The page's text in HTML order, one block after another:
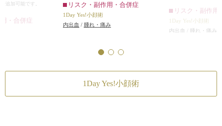
追加可能です。
・合併症
リスク・副作用・合併症
1Day Yes!小顔術
内出血 / 腫れ・痛み
リスク・副作用
1Day Yes!小顔術
内出血
腫れ・痛み
1Day Yes!小顔術